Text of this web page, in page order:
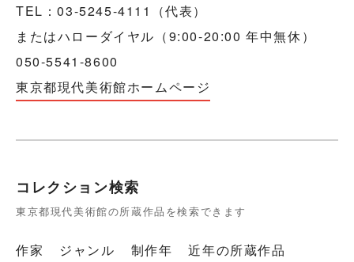
TEL：03-5245-4111（代表）
またはハローダイヤル（9:00-20:00 年中無休）
050-5541-8600
東京都現代美術館ホームページ
コレクション検索
東京都現代美術館の所蔵作品を検索できます
作家 ジャンル 制作年 近年の所蔵作品